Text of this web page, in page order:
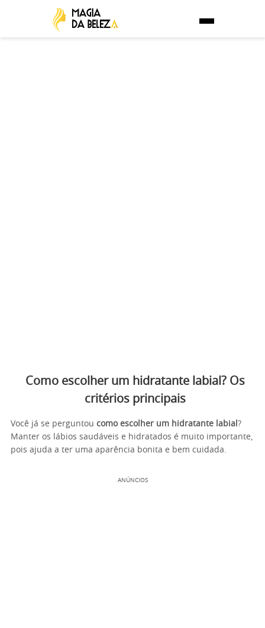
Como escolher um hidratante labial? Os
critérios principais
Você já se perguntou como escolher um hidratante labial ?
Manter os lábios saudáveis e hidratados é muito importante,
pois ajuda a ter uma aparência bonita e bem cuidada.
ANÚNCIOS